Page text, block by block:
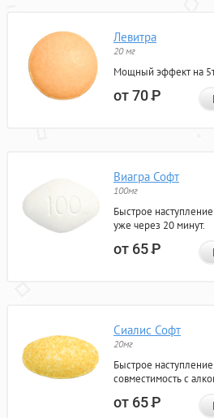
Левитра
20 мг
Мощный эффект на
от 70Р
Виагра Софт
100мг
Быстрое
уже через 20 минут.
от 65Р
Сиалис Софт
20мг
Быстрое
совместимость с
от 65Р